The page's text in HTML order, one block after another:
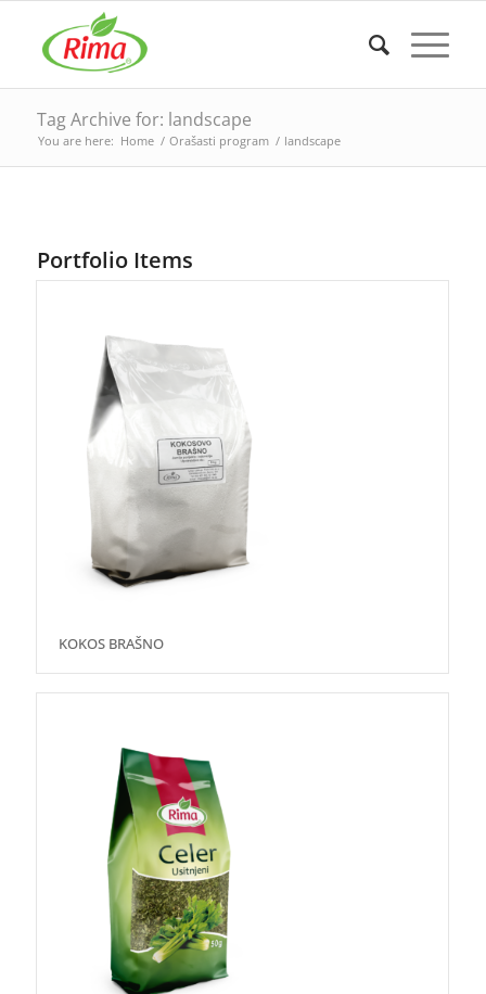
Tag Archive for: landscape
You are here: Home / Orašasti program / landscape
Portfolio Items
KOKOS BRAŠNO